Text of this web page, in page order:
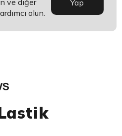
ve diğer
olun.
Yap